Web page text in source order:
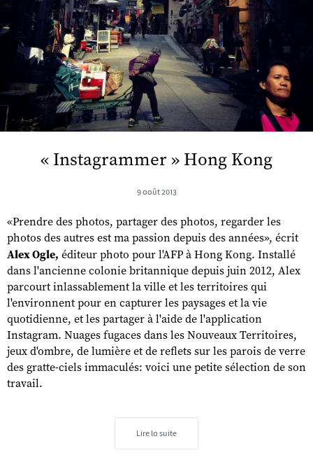
« Instagrammer » Hong Kong
9 août 2013
«Prendre des photos, partager des photos, regarder les
photos des autres est ma passion depuis des années», écrit
Alex Ogle, éditeur photo pour l'AFP à Hong Kong. Installé
dans l'ancienne colonie britannique depuis juin 2012, Alex
parcourt inlassablement la ville et les territoires qui
l'environnent pour en capturer les paysages et la vie
quotidienne, et les partager à l'aide de l'application
Instagram. Nuages fugaces dans les Nouveaux Territoires,
jeux d'ombre, de lumière et de reflets sur les parois de verre
des gratte-ciels immaculés: voici une petite sélection de son
travail.
Lire la suite